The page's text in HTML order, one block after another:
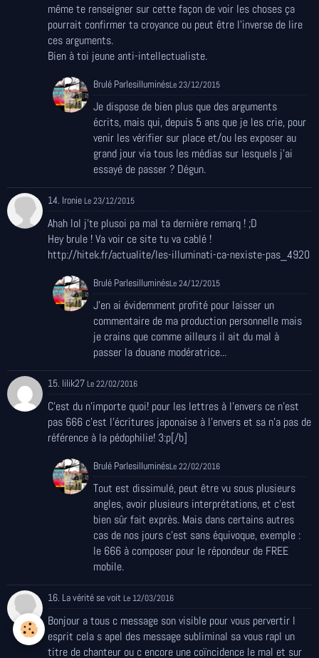
même te renseigner sur cette façon de voir les choses ça
pourrait confirmer ta croyance ou peut être l'inverse de lire
ces arguments.
Bien à toi jeune anti-intellectualiste.
Brulé ParlesilluminésLe 23/12/2015
Je dispose de bien plus que des arguments
écrits, mais qui, depuis 5 ans que je les crie, pour
venir les vérifier sur place et/ou les exposer au
grand jour via tous les médias sur lesquels j'ai
essayé de passer ? Dégun.
14. Ironie Le 23/12/2015
Ahah lol j'te plusoi pa mal ta dernière remarq ! ;D
Hey brule ! Va voir ce site tu va cablé !
http://hitek.fr/actualite/les-illuminati-ca-nexiste-pas_4920
Brulé ParlesilluminésLe 24/12/2015
J'en ai évidemment profité pour laisser un
commentaire de ma production personnelle mais
je crains que comme ailleurs il ait du mal à
passer la douane modératrice...
15. lilik27 Le 22/02/2016
C'est du n'importe quoi! pour les lettres à l'envers ce n'est
pas 666 c'est l'écritures japonaise à l'envers et sa n'a pas de
référence à la pédophilie! 3:p[/b]
Brulé ParlesilluminésLe 22/02/2016
Tout est dissimulé, peut être vu sous plusieurs
angles, avoir plusieurs interprétations, et c'est
bien sûr fait exprès. Mais dans certains autres
cas de nos jours c'est sans équivoque, exemple :
le 666 à composer pour le répondeur de FREE
mobile.
16. La vérité se voit Le 12/03/2016
Bonjour a tous c message son visible pour vous pervertir l
esprit cela s apel des message subliminal sa vous rapl un
titre de chanteur ou c encore une coïncidence le mal et sur